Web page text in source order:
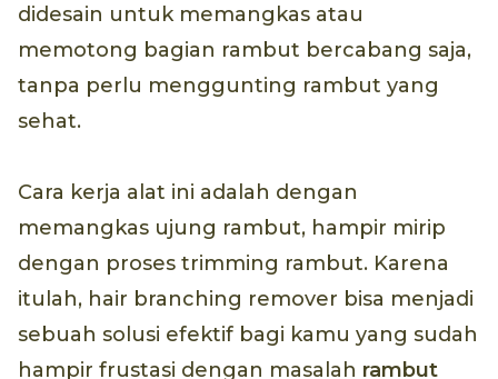
didesain untuk memangkas atau
memotong bagian rambut bercabang saja,
tanpa perlu menggunting rambut yang
sehat.
Cara kerja alat ini adalah dengan
memangkas ujung rambut, hampir mirip
dengan proses trimming rambut. Karena
itulah, hair branching remover bisa menjadi
sebuah solusi efektif bagi kamu yang sudah
hampir frustasi dengan masalah rambut